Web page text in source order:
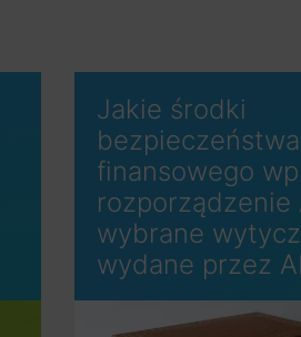
Jakie środki
bezpieczeństwa
finansowego
rozporządzenie
wybrane
wydane przez